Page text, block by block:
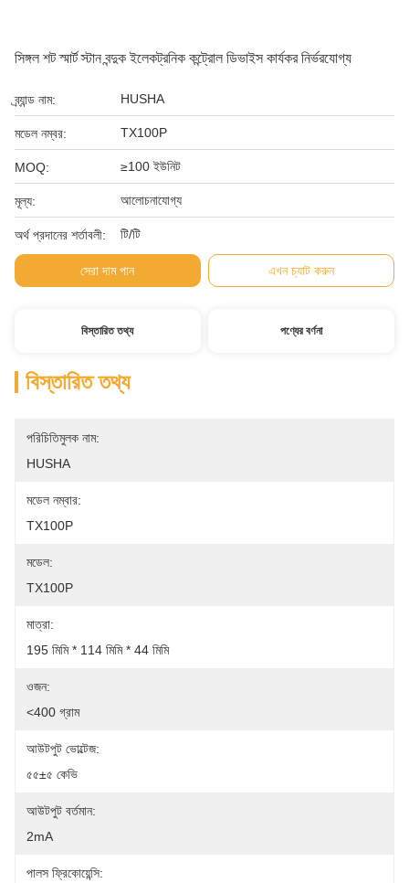
সিঙ্গল শট স্মার্ট স্টান বন্দুক ইলেকট্রনিক কন্ট্রোল ডিভাইস কার্যকর নির্ভরযোগ্য
ব্র্যান্ড নাম: HUSHA
মডেল নম্বর: TX100P
MOQ: ≥100 ইউনিট
মূল্য: আলোচনাযোগ্য
অর্থ প্রদানের শর্তাবলী: টি/টি
সেরা দাম পান এখন চ্যাট করুন
বিস্তারিত তথ্য পণ্যের বর্ণনা
বিস্তারিত তথ্য
পরিচিতিমুলক নাম:
HUSHA
মডেল নম্বার:
TX100P
মডেল:
TX100P
মাত্রা:
195 মিমি * 114 মিমি * 44 মিমি
ওজন:
<400 গ্রাম
আউটপুট ভোল্টেজ:
৫৫±৫ কেভি
আউটপুট বর্তমান:
2mA
পালস ফ্রিকোয়েন্সি: